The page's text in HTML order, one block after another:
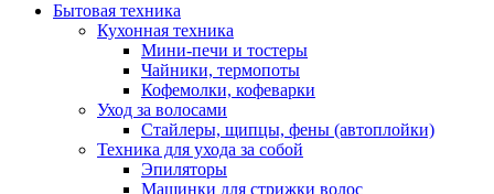
Бытовая техника
Кухонная техника
Мини-печи и тостеры
Чайники, термопоты
Кофемолки, кофеварки
Уход за волосами
Стайлеры, щипцы, фены (автоплойки)
Техника для ухода за собой
Эпиляторы
Машинки для стрижки волос